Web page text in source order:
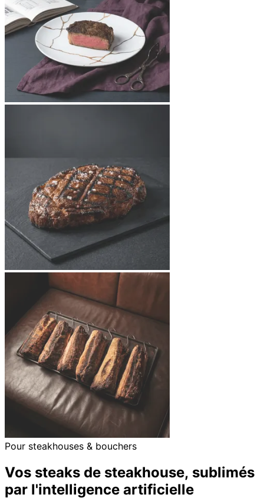
Pour steakhouses & bouchers
Vos steaks de steakhouse, sublimés
par l'intelligence artificielle